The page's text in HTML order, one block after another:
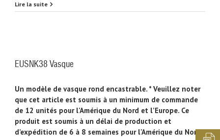
Vasque
Lire la suite
EUSNK38 Vasque
Un modèle de vasque rond encastrable. * Veuillez noter
que cet article est soumis à un minimum de commande
de 12 unités pour l'Amérique du Nord et l’Europe. Ce
produit est soumis à un délai de production et
d’expédition de 6 à 8 semaines pour l'Amérique du Nord